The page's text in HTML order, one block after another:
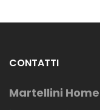
CONTATTI
Martellini Home